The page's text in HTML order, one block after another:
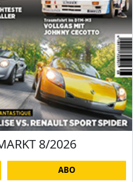
8/2026
ABO